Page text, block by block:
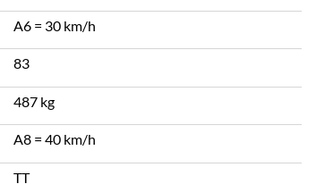
A6 = 30 km/h
83
487 kg
A8 = 40 km/h
TT